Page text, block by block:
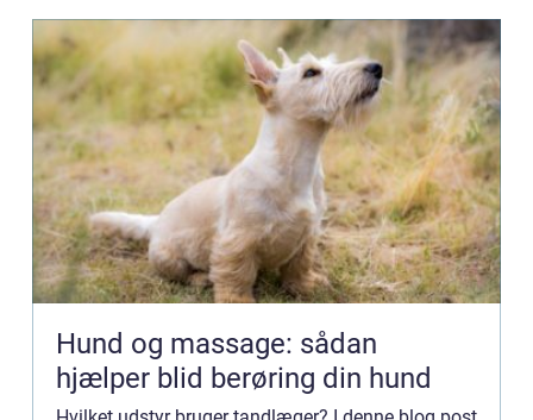
Hund og massage: sådan
hjælper blid berøring din hund